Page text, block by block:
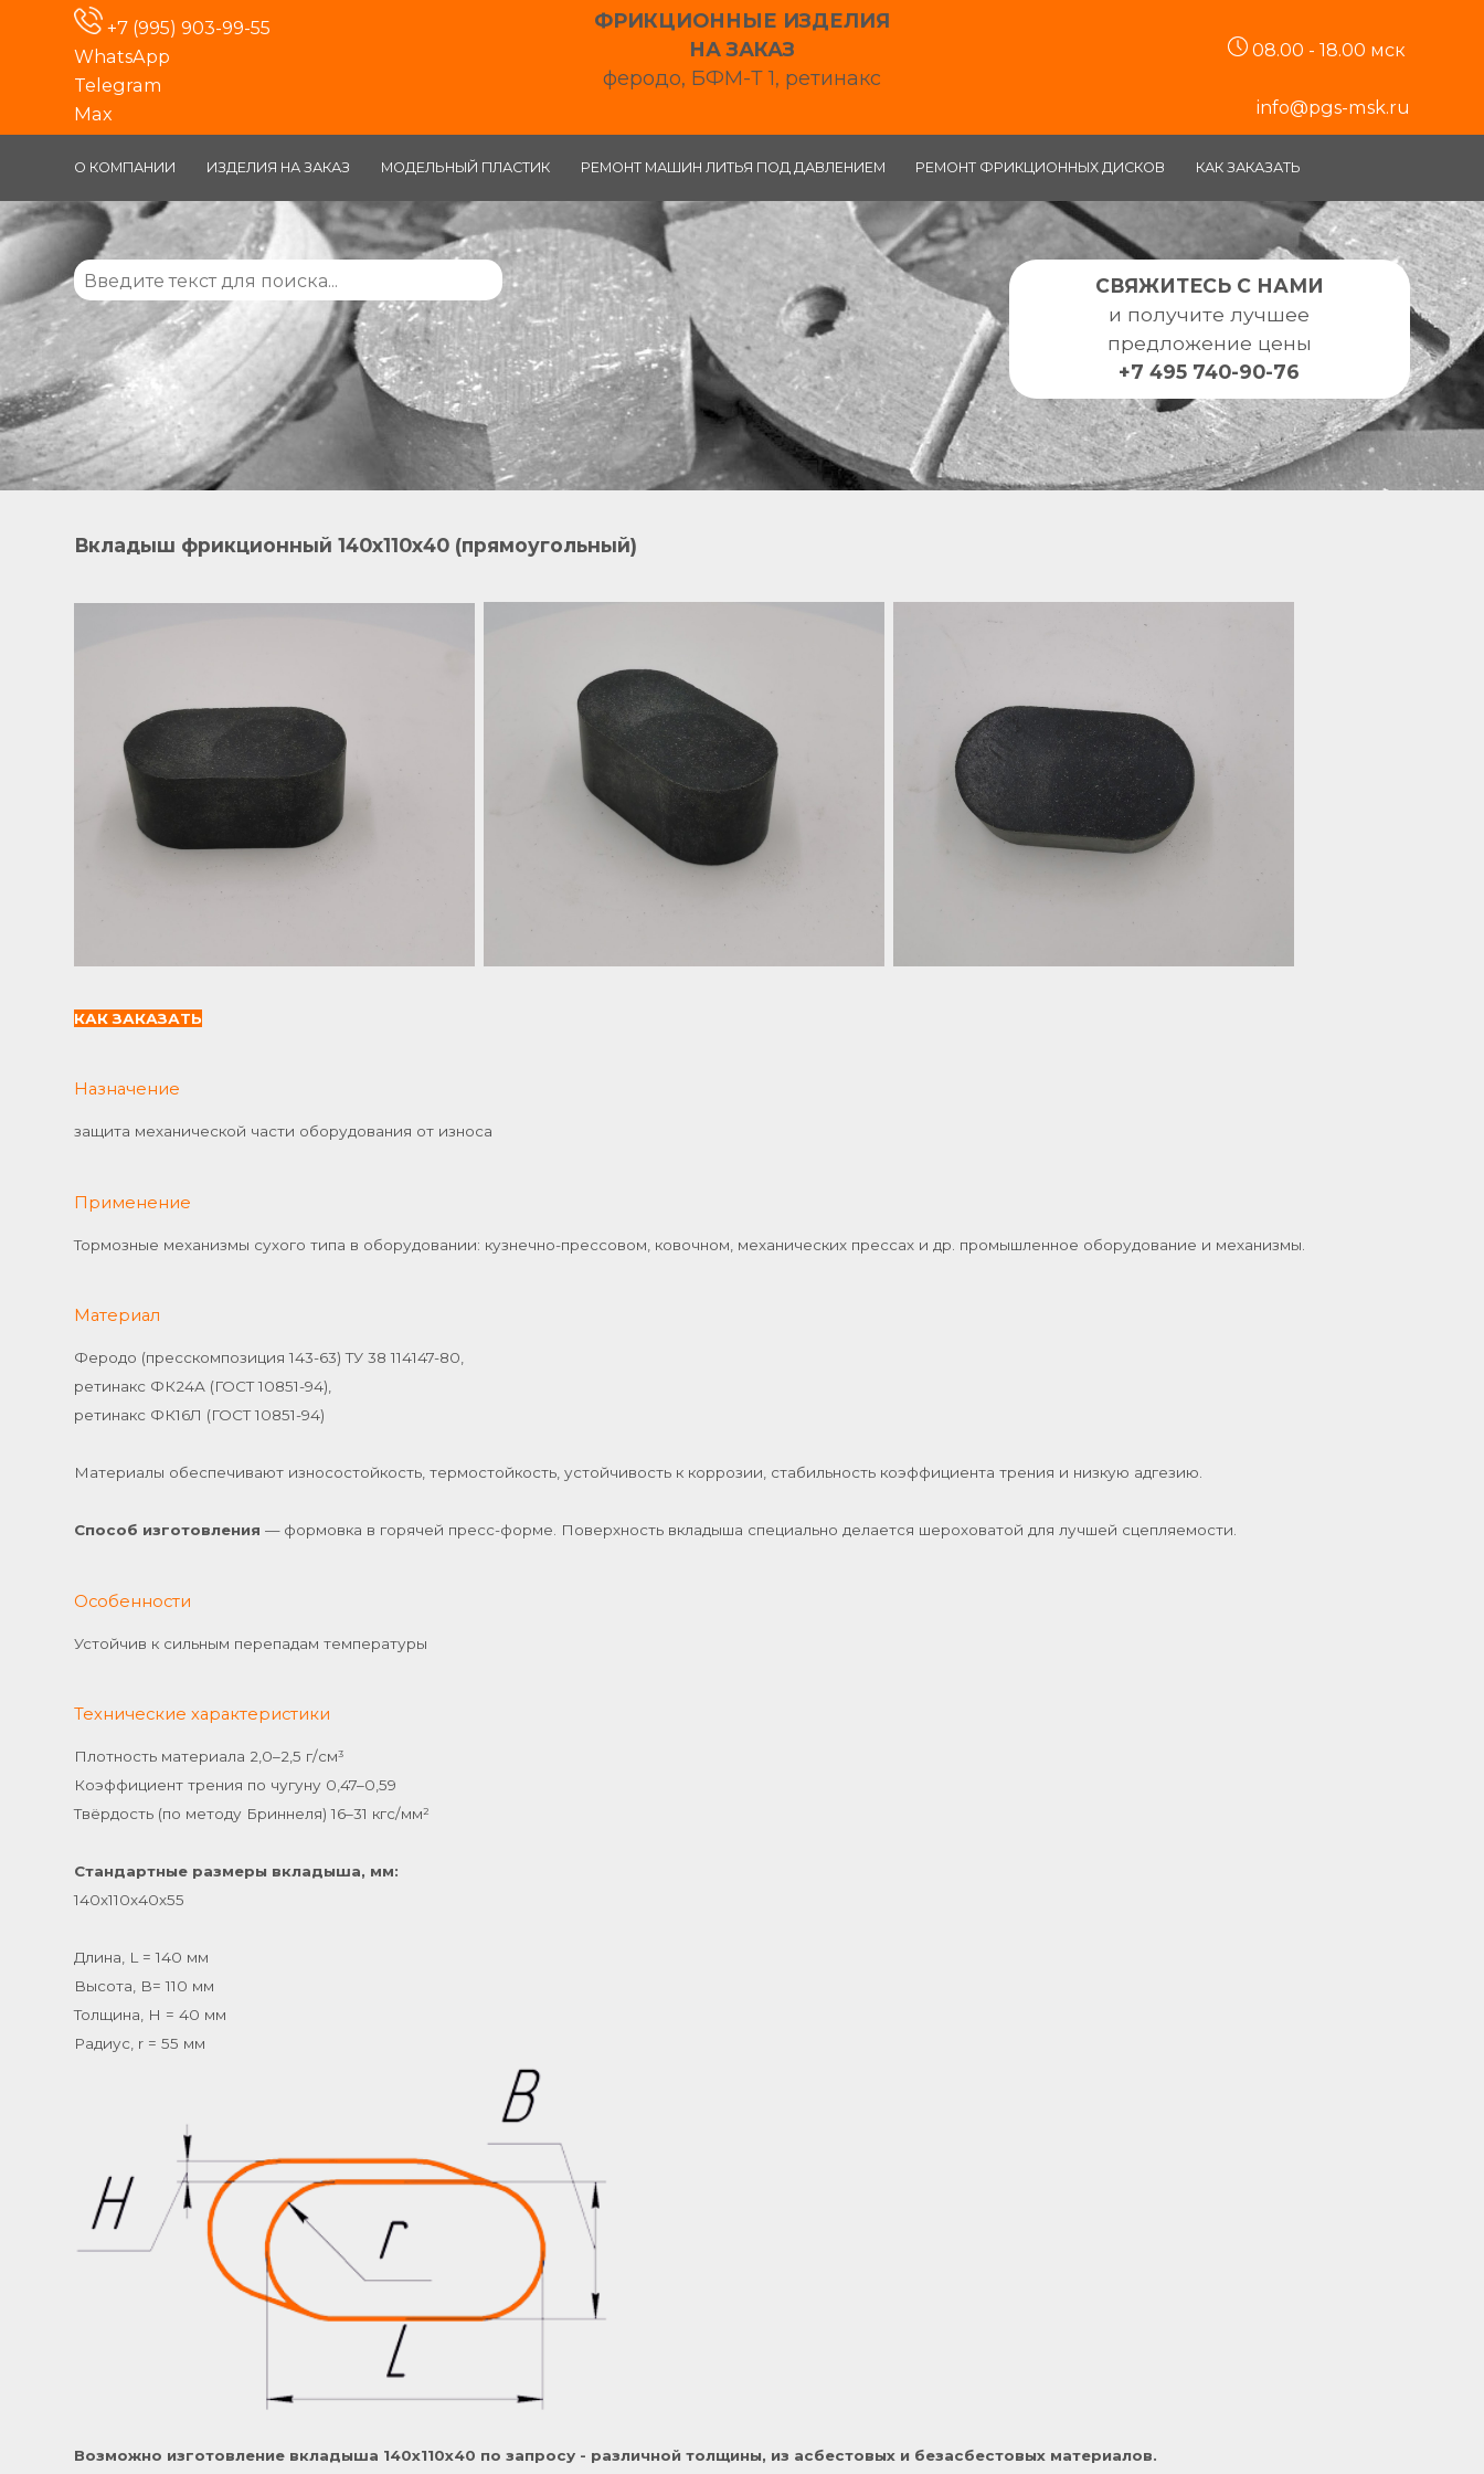
+7 (995) 903-99-55
WhatsApp
Telegram
Max
ФРИКЦИОННЫЕ ИЗДЕЛИЯ
НА ЗАКАЗ
феродо, БФМ-Т 1, ретинакс
08.00 - 18.00 мск
info@pgs-msk.ru
О КОМПАНИИ ИЗДЕЛИЯ НА ЗАКАЗ МОДЕЛЬНЫЙ ПЛАСТИК РЕМОНТ МАШИН ЛИТЬЯ ПОД ДАВЛЕНИЕМ РЕМОНТ ФРИКЦИОННЫХ ДИСКОВ КАК ЗАКАЗАТЬ
СВЯЖИТЕСЬ С НАМИ
и получите лучшее
предложение цены
+7 495 740-90-76
Вкладыш фрикционный140х110х40 (прямоугольный)
КАКЗАКАЗАТЬ
Назначение
защита механической части оборудования от износа
Применение
Тормозные механизмы сухого типа в оборудовании: кузнечно-прессовом, ковочном, механических прессах и др. промышленное оборудование и механизмы.
Материал
Феродо (пресскомпозиция 143-63) ТУ 38 114147-80,
ретинакс ФК24А (ГОСТ 10851-94),
ретинакс ФК16Л (ГОСТ 10851-94)
Материалы обеспечивают износостойкость, термостойкость, устойчивость к коррозии, стабильность коэффициента трения и низкую адгезию.
Способ изготовления — формовка в горячей пресс-форме. Поверхность вкладыша специально делается шероховатой для лучшей сцепляемости.
Особенности
Устойчив к сильным перепадам температуры
Технические характеристики
Плотность материала 2,0–2,5 г/см³
Коэффициент трения по чугуну 0,47–0,59
Твёрдость (по методу Бриннеля) 16–31 кгс/мм²
Стандартные размеры вкладыша, мм:
140х110х40х55
Длина, L = 140 мм
Высота, B= 110 мм
Толщина, H = 40 мм
Радиус, r = 55 мм
Возможно изготовление вкладыша 140х110х40 по запросу - различной толщины, из асбестовых и безасбестовых материалов.